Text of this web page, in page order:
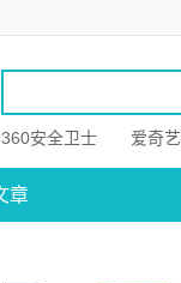
360安全卫士 爱奇艺
章